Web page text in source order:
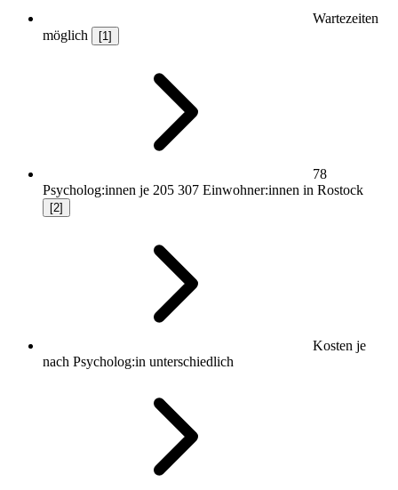
Wartezeiten
möglich
[1]
78
Psycholog:innen je 205 307 Einwohner:innen in Rostock
[2]
Kosten je
nach Psycholog:in unterschiedlich